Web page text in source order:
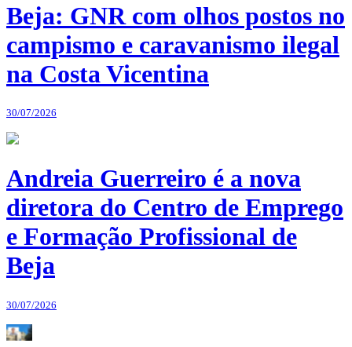
Beja: GNR com olhos postos no
campismo e caravanismo ilegal
na Costa Vicentina
30/07/2026
Andreia Guerreiro é a nova
diretora do Centro de Emprego
e Formação Profissional de
Beja
30/07/2026